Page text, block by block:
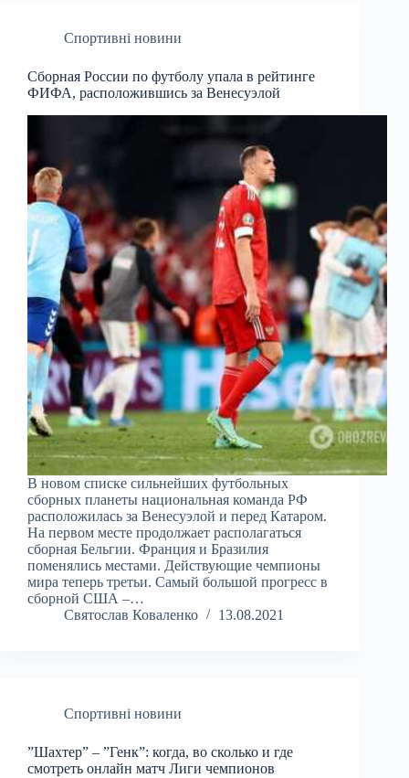
Спортивні новини
Сборная России по футболу упала в рейтинге
ФИФА, расположившись за Венесуэлой
В новом списке сильнейших футбольных
сборных планеты национальная команда РФ
расположилась за Венесуэлой и перед Катаром.
На первом месте продолжает располагаться
сборная Бельгии. Франция и Бразилия
поменялись местами. Действующие чемпионы
мира теперь третьи. Самый большой прогресс в
сборной США –…
Святослав Коваленко
13.08.2021
Спортивні новини
”Шахтер” – ”Генк”: когда, во сколько и где
смотреть онлайн матч Лиги чемпионов